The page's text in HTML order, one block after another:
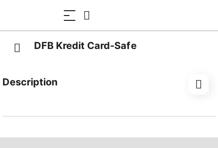
DFB Kredit Card-Safe
Description